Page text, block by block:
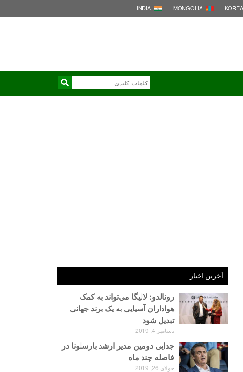
KOREA
MONGOLIA
INDIA
آخرین اخبار
رونالدو: لالیگا می‌تواند به کمک
هواداران آسیایی به یک برند جهانی
تبدیل شود
دسامبر 4, 2019
جدایی دومین مدیر ارشد بارسلونا در
فاصله چند ماه
جولای 26, 2019